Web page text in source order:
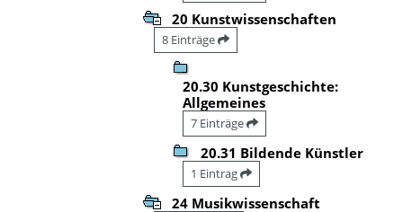
20 Kunstwissenschaften
8 Einträge
20.30 Kunstgeschichte:
Allgemeines
7 Einträge
20.31 Bildende Künstler
1 Eintrag
24 Musikwissenschaft